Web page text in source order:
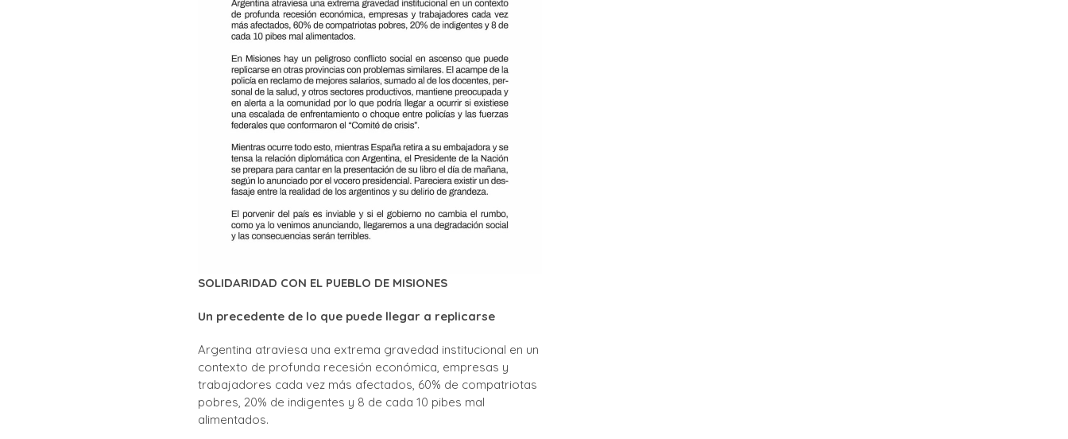
SOLIDARIDAD CON EL PUEBLO DE MISIONES
Un precedente de lo que puede llegar a replicarse
Argentina atraviesa una extrema gravedad institucional en un
contexto de profunda recesión económica, empresas y
trabajadores cada vez más afectados, 60% de compatriotas
pobres, 20% de indigentes y 8 de cada 10 pibes mal
alimentados.